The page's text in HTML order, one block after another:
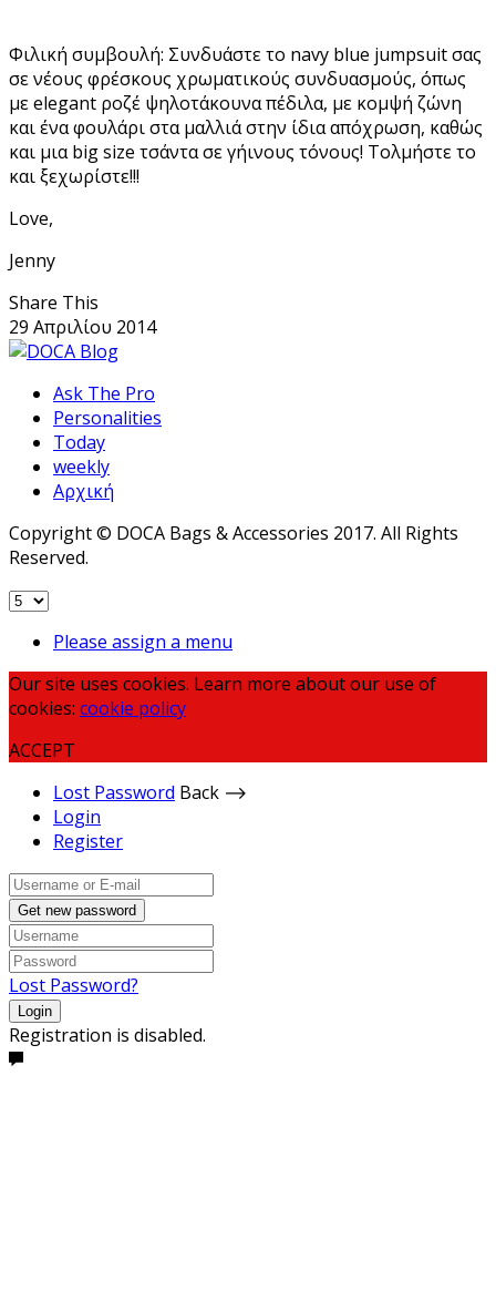
Φιλική συμβουλή: Συνδυάστε το navy blue jumpsuit σας
σε νέους φρέσκους χρωματικούς συνδυασμούς, όπως
με elegant ροζέ ψηλοτάκουνα πέδιλα, με κομψή ζώνη
και ένα φουλάρι στα μαλλιά στην ίδια απόχρωση, καθώς
και μια big size τσάντα σε γήινους τόνους! Τολμήστε το
και ξεχωρίστε!!!
Love,
Jenny
Share This
29 Απριλίου 2014
Ask The Pro
Personalities
Today
weekly
Αρχική
Copyright © DOCA Bags & Accessories 2017. All Rights
Reserved.
Please assign a menu
Our site uses cookies. Learn more about our use of
cookies: cookie policy
ACCEPT
Lost Password Back ⟶
Login
Register
Get new password
Lost Password?
Login
Registration is disabled.